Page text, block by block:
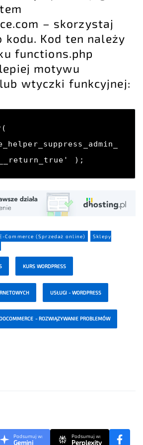
– skorzystaj
kodu. Kod ten należy
functions.php
motywu
wtyczki funkcyjnej:
);
Commerce (Sprzedaż online)
Sklepy
KURS WORDPRESS
USŁUGI - WORDPRESS
- ROZWIĄZYWANIE PROBLEMÓW
Podsumuj w:
Gemini
Podsumuj w:
Perplexity